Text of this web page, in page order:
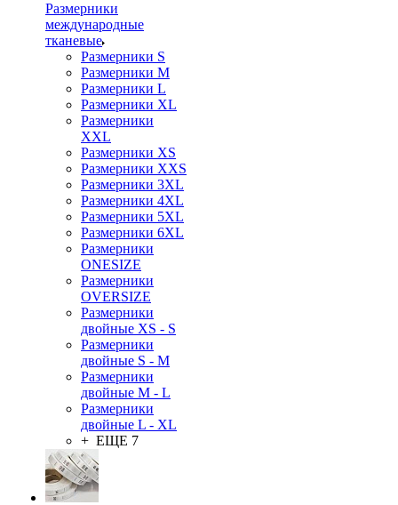
Размерники
международные
тканевые
Размерники S
Размерники M
Размерники L
Размерники XL
Размерники
XXL
Размерники XS
Размерники XXS
Размерники 3XL
Размерники 4XL
Размерники 5XL
Размерники 6XL
Размерники
ONESIZE
Размерники
OVERSIZE
Размерники
двойные XS - S
Размерники
двойные S - M
Размерники
двойные M - L
Размерники
двойные L - XL
+ ЕЩЕ 7